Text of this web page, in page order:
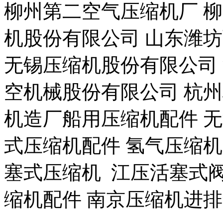
柳州第二空气压缩机厂
机股份有限公司 山东潍
无锡压缩机股份有限公
空机械股份有限公司 杭
机造厂船用压缩机配件
式压缩机配件 氢气压缩
塞式压缩机 江压活塞式
缩机配件 南京压缩机进